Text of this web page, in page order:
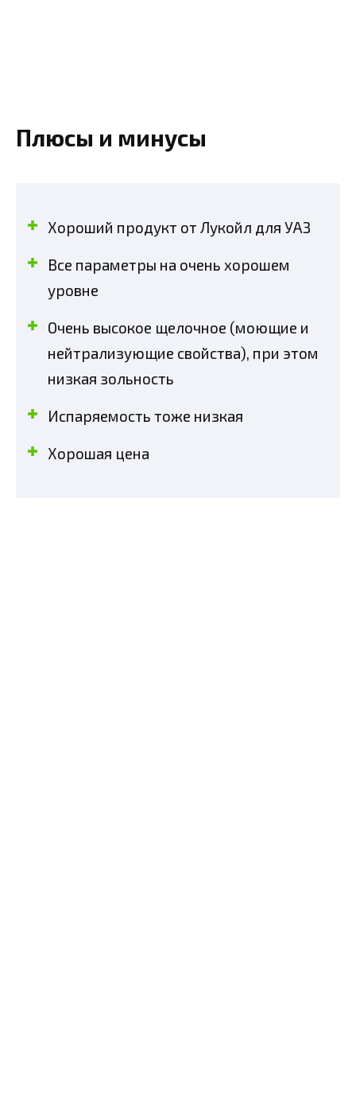
Плюсы и минусы
Хороший продукт от Лукойл для УАЗ
Все параметры на очень хорошем
уровне
Очень высокое щелочное (моющие и
нейтрализующие свойства), при этом
низкая зольность
Испаряемость тоже низкая
Хорошая цена